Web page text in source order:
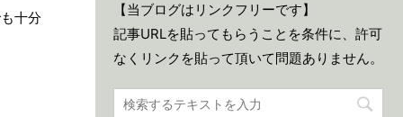
十分
【当ブログはリンクフリーです】
記事URLを貼ってもらうことを条件に、許可
なくリンクを貼って頂いて問題ありません。